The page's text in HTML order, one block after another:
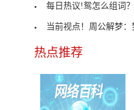
每日热议!鸳怎么组词？鸳
当前视点！周公解梦：
热点推荐